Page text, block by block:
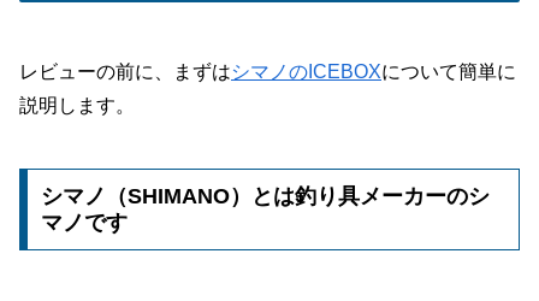
レビューの前に、まずはシマノのICEBOXについて簡単に
説明します。
シマノ（SHIMANO）とは釣り具メーカーのシ
マノです